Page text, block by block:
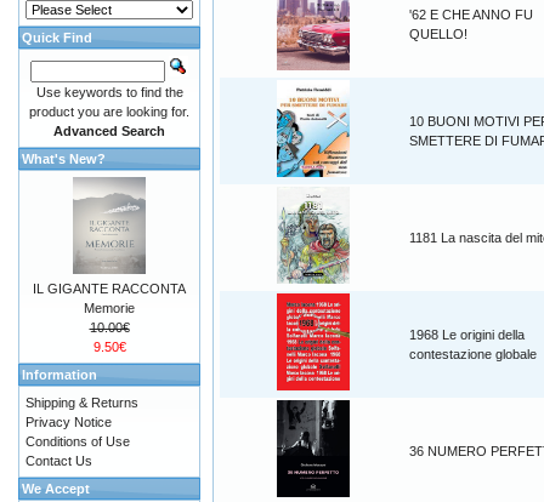
'62 E CHE ANNO FU
QUELLO!
10 BUONI MOTIVI
SMETTERE DI
1181 La nascita del
1968 Le origini della
contestazione globale
36 NUMERO
Quick Find
Use keywords to find the
product you are looking for.
Advanced Search
What's New?
IL GIGANTE RACCONTA
Memorie
10.00€
9.50€
Information
Shipping & Returns
Privacy Notice
Conditions of Use
Contact Us
We Accept